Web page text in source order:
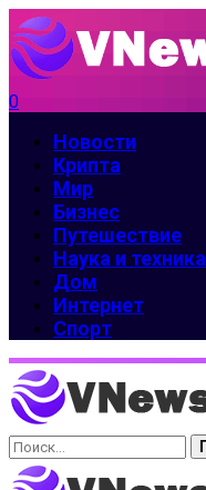
0
Новости
Крипта
Мир
Бизнес
Путешествие
Наука и техника
Дом
Интернет
Спорт
Найти: